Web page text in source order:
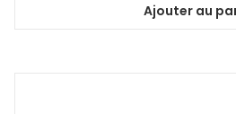
était
Ajouter au